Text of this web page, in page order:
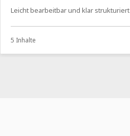
Leicht bearbeitbar und klar strukturiert
5 Inhalte